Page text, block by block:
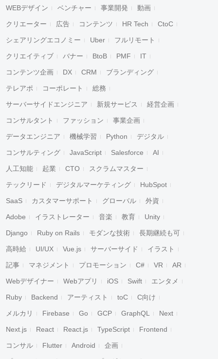
WEBデザイン ベンチャー 事業開発 動画
クリエーター 広告 コンテンツ HR Tech CtoC
シェアリングエコノミー Uber フルリモート
クリエイティブ バナー BtoB PMF IT
コンテンツ企画 DX CRM ブランディング
テレアポ コーポレート 総務
サーバーサイドエンジニア 新規サービス 経営企画
コンサルタント ファッション 事業企画
データエンジニア 機械学習 Python デジタル
コンサルティング JavaScript Salesforce AI
人工知能 起業 CTO スクラムマスター
テックリード デジタルマーケティング HubSpot
SaaS カスタマーサポート グローバル 外資
Adobe イラストレーター 音楽 教育 Unity
Django Ruby on Rails モダンな技術 長期継続も可
高時給 UI/UX Vue.js サーバーサイド イラスト
記事 マネジメント プロモーション C# VR AR
Webデザイナー Webアプリ iOS Swift エンタメ
Ruby Backend アーティスト toC C向け
メルカリ Firebase Go GCP GraphQL Next
Next.js React React.js TypeScript Frontend
コンサル Flutter Android 企画